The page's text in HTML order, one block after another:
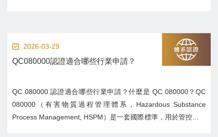
2026-03-29
QC080000認證適合哪些行業申請？
QC 080000 認證適合哪些行業申請？什麼是 QC 080000？QC
080000（有害物質過程管理體系，Hazardous Substance
Process Management, HSPM）是一套國際標準，用於管控產品